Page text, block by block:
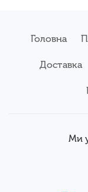
Головна
Доставка
Ми